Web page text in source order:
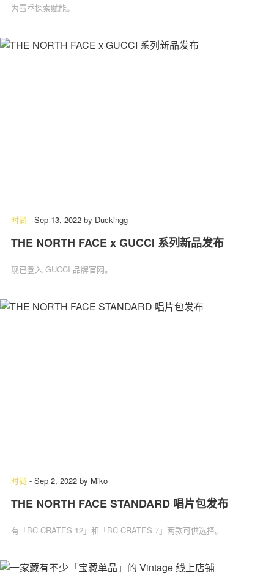
为雪季探索赋能。
时尚 - Sep 13, 2022 by Duckingg
THE NORTH FACE x GUCCI 系列新品发布
现已登入 GUCCI 品牌官网。
时尚 - Sep 2, 2022 by Miko
THE NORTH FACE STANDARD 唱片包发布
有「BC CRATES 12」和「BC CRATES 7」两款可供选择。